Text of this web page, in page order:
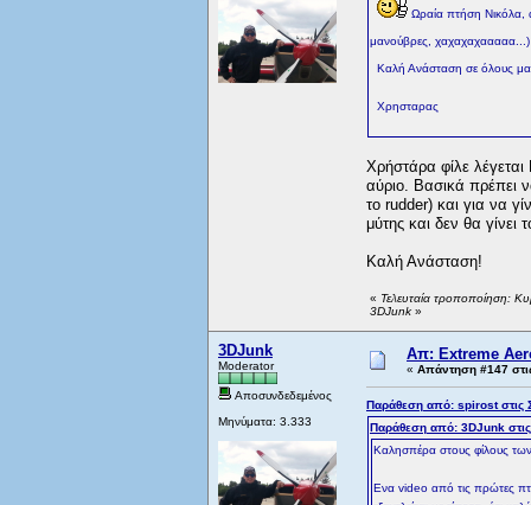
Ωραία πτήση Νικόλα,
μανούβρες,
Καλή Ανάσταση σε όλους
Χρησταρας
Χρήστάρα φίλε
αύριο. Βασικά πρέπει
το rudder) και για να
μύτης και δεν θα
Καλή Ανάσταση!
« Τελευταία τροποποίηση:
3DJunk »
3DJunk
Moderator
Αποσυνδεδεμένος
Μηνύματα: 3.333
Απ: Extreme
« Απάντηση #147
Παράθεση από: spirost στις
Παράθεση από: 3DJunk
Καλησπέρα στους φίλους
Ενα video από τις πρώτες